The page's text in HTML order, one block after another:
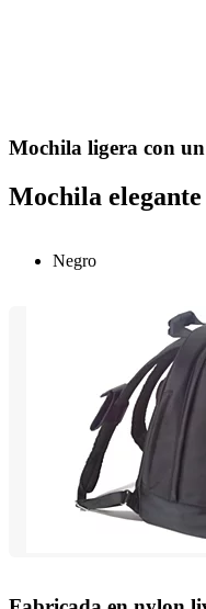
Mochila ligera con un
Mochila
Negro